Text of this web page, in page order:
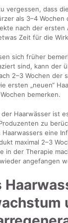
vergessen, dass
als 3–4 Wochen
nach der ersten
Zeit für die
sich früher
sind, kann der
2–3 Wochen der
ersten „neuen“
bemerken.
Haarwässer ist
zu
Haarwassers eine
maximal 2–3
in der Therapie
angefangen